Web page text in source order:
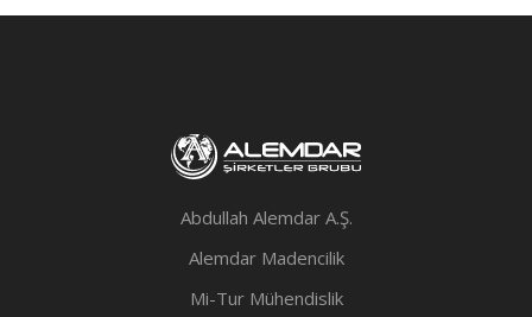
Abdullah Alemdar A.Ş.
Alemdar Madencilik
Mi-Tur Mühendislik